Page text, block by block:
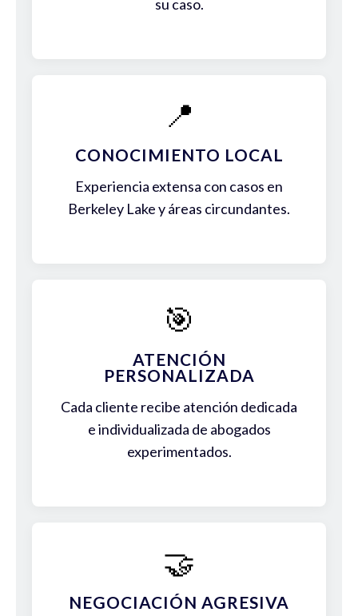
su caso.
📍
CONOCIMIENTO LOCAL
Experiencia extensa con casos en
Berkeley Lake y áreas circundantes.
🎯
ATENCIÓN
PERSONALIZADA
Cada cliente recibe atención dedicada
e individualizada de abogados
experimentados.
🤝
NEGOCIACIÓN AGRESIVA